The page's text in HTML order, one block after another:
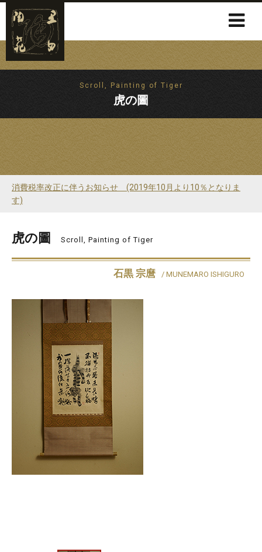
Scroll, Painting of Tiger
虎の圖
消費税率改正に伴うお知らせ (2019年10月より10％となりま
す)
虎の圖 Scroll, Painting of Tiger
石黒 宗麿 / MUNEMARO ISHIGURO